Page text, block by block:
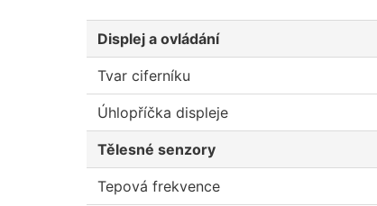
Displej a ovládání
Tvar ciferníku
Úhlopříčka displeje
Tělesné senzory
Tepová frekvence